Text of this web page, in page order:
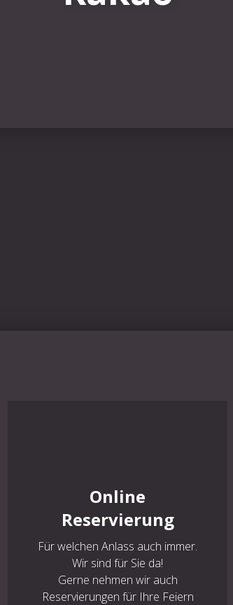
Online
Reservierung
Für welchen Anlass auch immer.
Wir sind für Sie da!
Gerne nehmen wir auch
Reservierungen für Ihre Feiern